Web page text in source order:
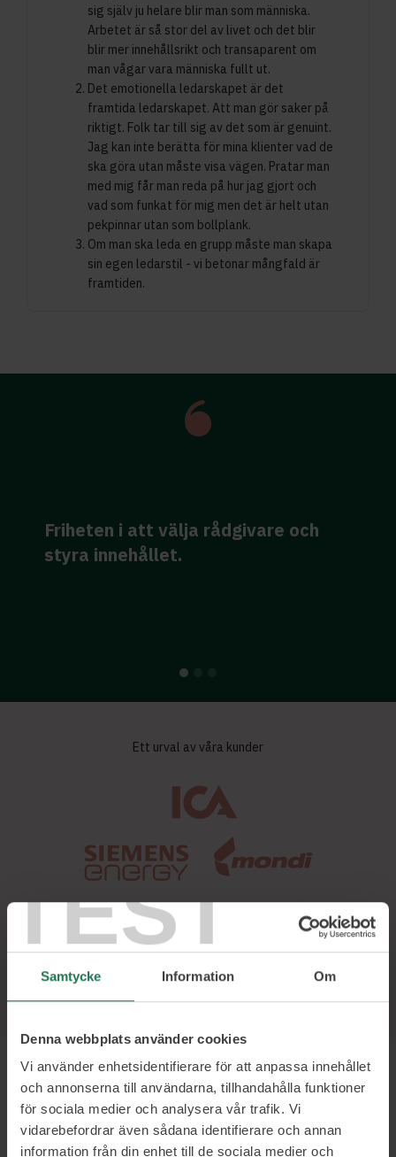
TEST
Samtycke Information Om
Denna webbplats använder cookies
Vi använder enhetsidentifierare för att anpassa innehållet
och annonserna till användarna, tillhandahålla funktioner
för sociala medier och analysera vår trafik. Vi
vidarebefordrar även sådana identifierare och annan
information från din enhet till de sociala medier och
sig själv ju helare blir man som människa.
Arbetet är så stor del av livet och det blir
blir mer innehållsrikt och transaparent om
man vågar vara människa fullt ut.
Det emotionella ledarskapet är det
framtida ledarskapet. Att man gör saker på
riktigt. Folk tar till sig av det som är genuint.
Jag kan inte berätta för mina klienter vad de
ska göra utan måste visa vägen. Pratar man
med mig får man reda på hur jag gjort och
vad som funkat för mig men det är helt utan
pekpinnar utan som bollplank.
Om man ska leda en grupp måste man skapa
sin egen ledarstil - vi betonar mångfald är
framtiden.
trigger me to reflect and offers the
realisation of that I have the right
Ett urval av våra kunder